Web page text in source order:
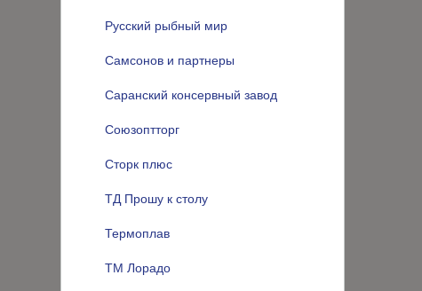
Русский рыбный мир
Самсонов и партнеры
Саранский консервный завод
Союзоптторг
Сторк плюс
ТД Прошу к столу
Термоплав
ТМ Лорадо